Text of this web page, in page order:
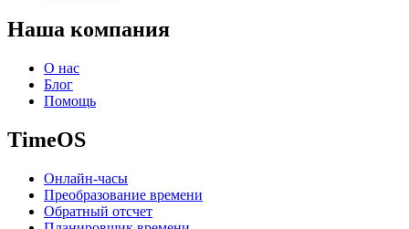
Наша компания
О нас
Блог
Помощь
TimeOS
Онлайн-часы
Преобразование времени
Обратный отсчет